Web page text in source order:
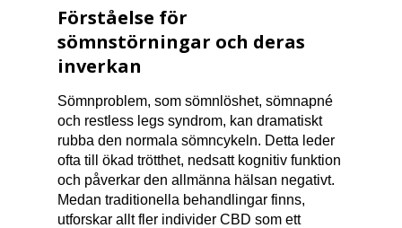
Förståelse för
sömnstörningar och deras
inverkan
Sömnproblem, som sömnlöshet, sömnapné
och restless legs syndrom, kan dramatiskt
rubba den normala sömncykeln. Detta leder
ofta till ökad trötthet, nedsatt kognitiv funktion
och påverkar den allmänna hälsan negativt.
Medan traditionella behandlingar finns,
utforskar allt fler individer CBD som ett